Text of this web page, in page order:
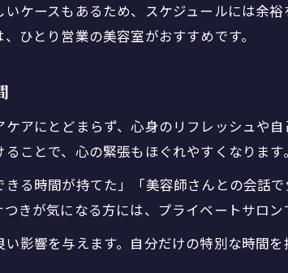
ケースもあるため、スケジュールには余
ひとり営業の美容室がおすすめです。
アにとどまらず、心身のリフレッシュや
ことで、心の緊張もほぐれやすくなります。
る時間が持てた」「美容師さんとの会話
きが気になる方には、プライベートサロン
影響を与えます。自分だけの特別な時間